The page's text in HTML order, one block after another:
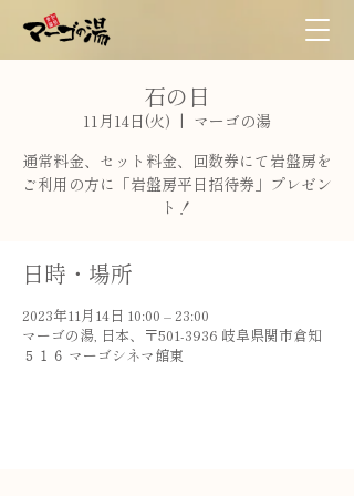
石の日
11月14日(火)
  |
マーゴの湯
通常料金、セット料金、回数券にて岩盤房を
ご利用の方に「岩盤房平日招待券」プレゼン
ト！
日時・場所
2023年11月14日 10:00 – 23:00
マーゴの湯, 日本、〒501-3936 岐阜県関市倉知
５１６ マーゴシネマ館東